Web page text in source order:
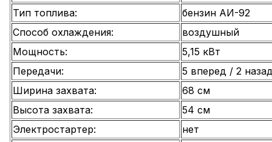
Тип топлива:
бензин АИ-92
Способ охлаждения:
воздушный
Мощность:
5,15 кВт
Передачи:
5 вперед / 2
Ширина захвата:
68 см
Высота захвата:
54 см
Электростартер:
нет